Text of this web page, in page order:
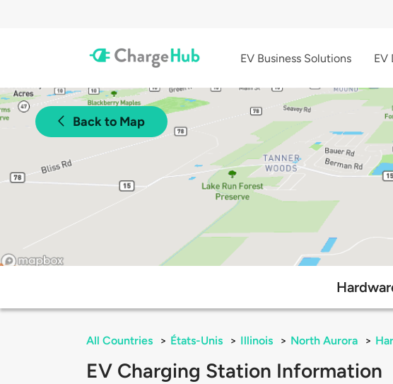
EV Business Solutions EV
Back to Map
All Countries > États-Unis > Illinois > North Aurora >
EV Charging Station Information